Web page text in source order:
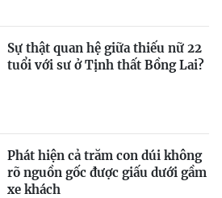
Sự thật quan hệ giữa thiếu nữ 22
tuổi với sư ở Tịnh thất Bồng Lai?
Phát hiện cả trăm con dúi không
rõ nguồn gốc được giấu dưới gầm
xe khách